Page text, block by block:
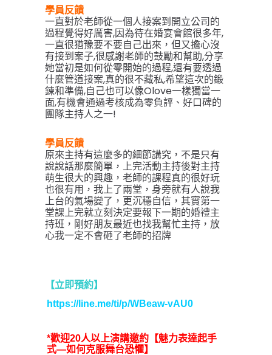
學員反饋
一直對於老師從一個人接案到開立公司的
過程覺得好厲害,因為待在婚宴會館很多年,
一直很猶豫要不要自己出來，但又擔心沒
有接到案子,很感謝老師的鼓勵和幫助,分享
她當初是如何從零開始的過程,還有要透過
什麼管道接案,真的很不藏私,希望這次的鍛
鍊和準備,自己也可以像Olove一樣獨當一
面,有機會通過考核成為零負評、好口碑的
團隊主持人之一!
學員反饋
原來主持有這麼多的細節講究，不是只有
說說話那麼簡單，上完活動主持後對主持
萌生很大的興趣，老師的課程真的很好玩
也很有用，我上了兩堂，身旁就有人說我
上台的氣場變了，更沉穩自信，其實第一
堂課上完就立刻決定要報下一期的婚禮主
持班，剛好朋友最近也找我幫忙主持，放
心我一定不會砸了老師的招牌
【立即預約】
https://line.me/ti/p/WBeaw-vAU0
*歡迎20人以上演講邀約【魅力表達起手
式—如何克服舞台恐懼】